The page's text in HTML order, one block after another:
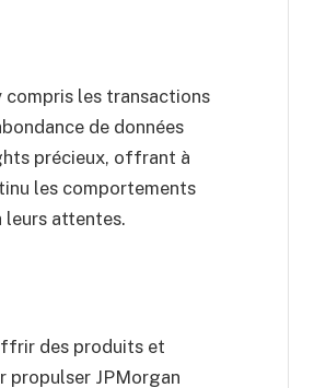
compris les transactions
de données
précieux, offrant à
les comportements
leurs attentes.
des produits et
propulser JPMorgan